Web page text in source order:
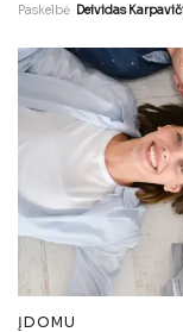
Paskelbė Deividas
ĮDOMU